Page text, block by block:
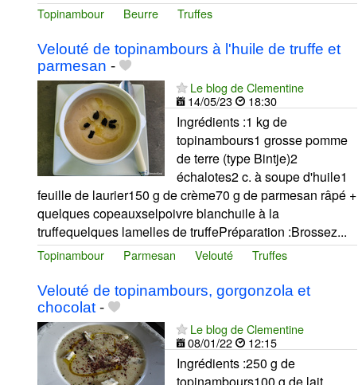
Topinambour Beurre Truffes
Velouté de topinambours à l'huile de truffe et
parmesan -
Le blog de Clementine
14/05/23
18:30
Ingrédients :1 kg de
topinambours1 grosse pomme
de terre (type Bintje)2
échalotes2 c. à soupe d'huile1
feuille de laurier150 g de crème70 g de parmesan râpé +
quelques copeauxselpoivre blanchuile à la
truffequelques lamelles de truffePréparation :Brossez...
Topinambour Parmesan Velouté Truffes
Velouté de topinambours, gorgonzola et
chocolat -
Le blog de Clementine
08/01/22
12:15
Ingrédients :250 g de